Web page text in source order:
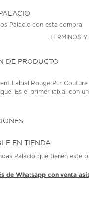
Palacio con esta compra.
TÉRMINOS Y
DE PRODUCTO
Labial Rouge Pur Couture
Es el primer labial con
EN TIENDA
Palacio que tienen este
de Whatsapp con venta